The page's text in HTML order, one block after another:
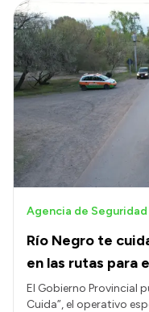
Convocatorias
Intranet
Login
Río Negro te
en las rutas para
Agencia de Seguridad
El Gobierno Provincial
Cuida”, el operativo